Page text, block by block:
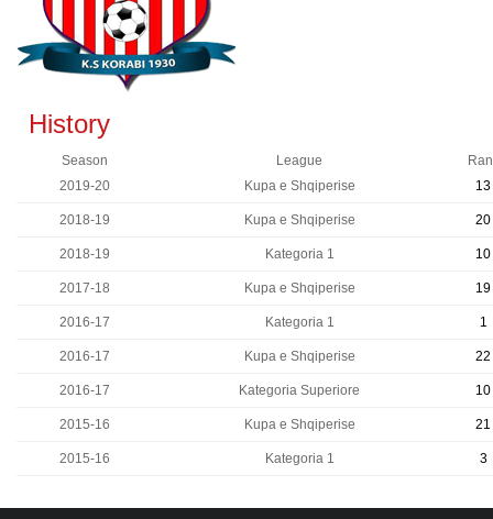
History
Season League
2019-20
Kupa e Shqiperise 13
2018-19 Kupa e Shqiperise 20
2018-19 Kategoria 1 10
2017-18 Kupa e Shqiperise 19
2016-17 Kategoria 1 1
2016-17 Kupa e Shqiperise 22
2016-17 Kategoria Superiore 10
2015-16 Kupa e Shqiperise 21
2015-16 Kategoria 1 3